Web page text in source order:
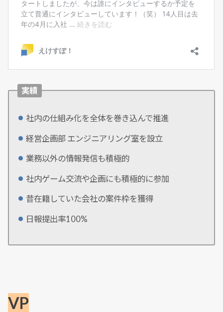
実績
社内の仕組み化を全体を巻き込んで推進
経営企画部 エンジニアリング室を設立
業務以外の情報発信も積極的
社内ゲーム交流や企画にも積極的に参加
昔在籍していた会社の案件枠を獲得
日報提出率100%
VP